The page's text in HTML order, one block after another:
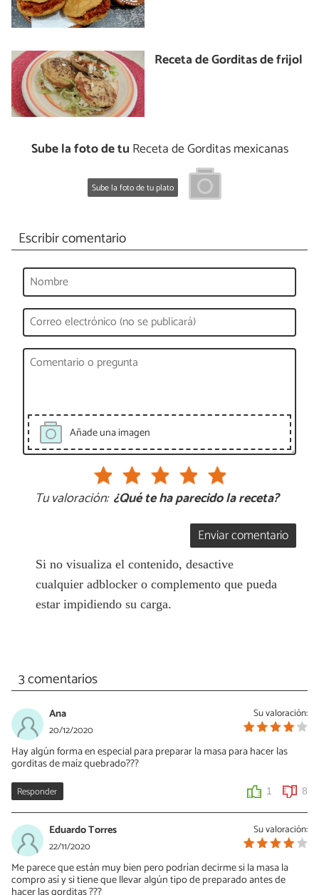
Receta de Gorditas de frijol
Sube la foto de tu Receta de Gorditas mexicanas
Sube la foto de tu plato
Escribir comentario
Añade una imagen
Tu valoración: ¿Qué te ha parecido la receta?
Enviar comentario
Si no visualiza el contenido, desactive
cualquier adblocker o complemento que pueda
estar impidiendo su carga.
3 comentarios
Su valoración:
Ana
20/12/2020
Hay algún forma en especial para preparar la masa para hacer las
gorditas de maíz quebrado???
Responder 1 8
Su valoración:
Eduardo Torres
22/11/2020
Me parece que están muy bien pero podrían decirme si la masa la
compro así y si tiene que llevar algún tipo de preparado antes de